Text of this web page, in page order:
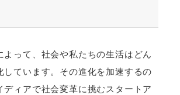
よって、社会や私たちの生活はどん
しています。その進化を加速するの
ディアで社会変革に挑むスタートア